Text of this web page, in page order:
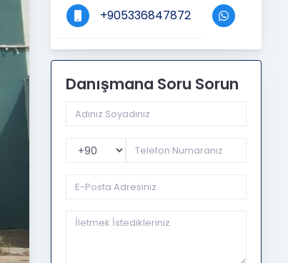
+905336847872
Danışmana Soru Sorun
Telefon Kodu